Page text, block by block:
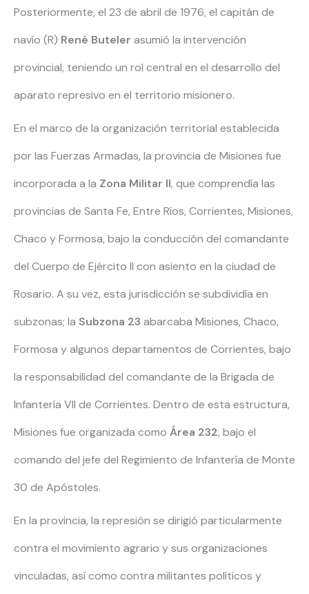
Posteriormente, el 23 de abril de 1976, el capitán de
navío (R) René Buteler asumió la intervención
provincial, teniendo un rol central en el desarrollo del
aparato represivo en el territorio misionero.
En el marco de la organización territorial establecida
por las Fuerzas Armadas, la provincia de Misiones fue
incorporada a la Zona Militar II, que comprendía las
provincias de Santa Fe, Entre Ríos, Corrientes, Misiones,
Chaco y Formosa, bajo la conducción del comandante
del Cuerpo de Ejército II con asiento en la ciudad de
Rosario. A su vez, esta jurisdicción se subdividía en
subzonas; la Subzona 23 abarcaba Misiones, Chaco,
Formosa y algunos departamentos de Corrientes, bajo
la responsabilidad del comandante de la Brigada de
Infantería VII de Corrientes. Dentro de esta estructura,
Misiones fue organizada como Área 232, bajo el
comando del jefe del Regimiento de Infantería de Monte
30 de Apóstoles.
En la provincia, la represión se dirigió particularmente
contra el movimiento agrario y sus organizaciones
vinculadas, así como contra militantes políticos y